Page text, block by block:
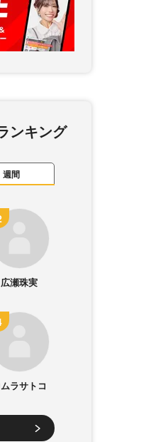
ンキング
週間
広瀬珠実
ラサトコ